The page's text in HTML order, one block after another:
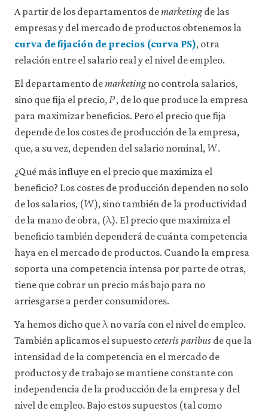
A partir de los departamentos demarketingde las
empresas y del mercado de productos obtenemos la
curva de fijación de precios (curva PS), otra
relación entre el salario real y el nivel de empleo.
El departamento demarketingno controla salarios,
sino que fija el precio, 𝑃
P , de lo que produce la empresa
para maximizar beneficios. Pero el precio que fija
depende de los costes de producción de la empresa,
que, a su vez, dependen del salario nominal, 𝑊
W.
¿Qué más influye en el precio que maximiza el
beneficio? Los costes de producción dependen no solo
de los salarios, (𝑊
W), sino también de la productividad
de la mano de obra, (λ
λ ). El precio que maximiza el
beneficio también dependerá de cuánta competencia
haya en el mercado de productos. Cuando la empresa
soporta una competencia intensa por parte de otras,
tiene que cobrar un precio más bajo para no
arriesgarse a perder consumidores.
Ya hemos dicho queλ
λ no varía con el nivel de empleo.
También aplicamos el supuestoceteris paribus de que la
intensidad de la competencia en el mercado de
productos y de trabajo se mantiene constante con
independencia de la producción de la empresa y del
nivel de empleo. Bajo estos supuestos (tal como